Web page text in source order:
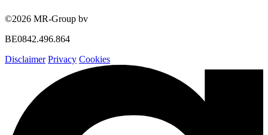
©2026 MR-Group bv
BE0842.496.864
Disclaimer Privacy Cookies